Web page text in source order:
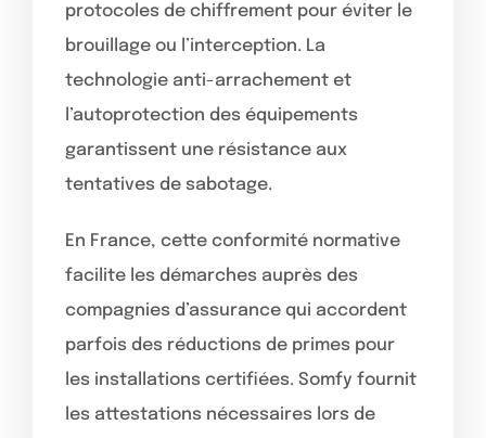
protocoles de chiffrement pour éviter le
brouillage ou l’interception. La
technologie anti-arrachement et
l’autoprotection des équipements
garantissent une résistance aux
tentatives de sabotage.
En France, cette conformité normative
facilite les démarches auprès des
compagnies d’assurance qui accordent
parfois des réductions de primes pour
les installations certifiées. Somfy fournit
les attestations nécessaires lors de